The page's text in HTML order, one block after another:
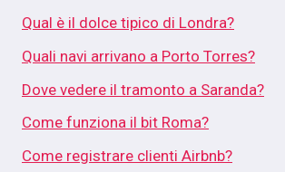
Qual è il dolce tipico di Londra?
Quali navi arrivano a Porto Torres?
Dove vedere il tramonto a Saranda?
Come funziona il bit Roma?
Come registrare clienti Airbnb?